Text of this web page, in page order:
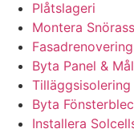
Plåtslageri
Montera
Byta Panel &
Byta
Installera